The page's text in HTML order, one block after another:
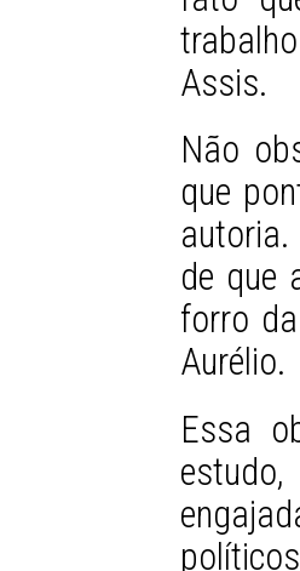
Assis.
Não
que
de que
forro
Aurélio.
Essa